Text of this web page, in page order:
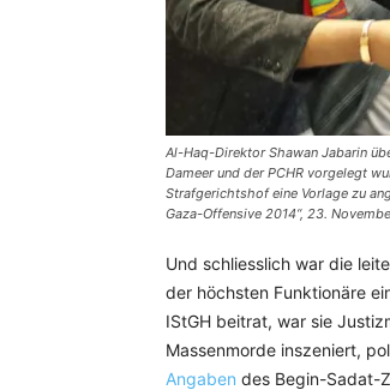
Al-Haq-Direktor Shawan Jabarin
Dameer und der PCHR vorgelegt
Strafgerichtshof eine Vorlage zu
Gaza-Offensive 2014“, 23.
Und schliesslich war die
der höchsten Funktionäre
IStGH beitrat, war sie
Massenmorde inszeniert,
Angaben des Begin-Sadat-